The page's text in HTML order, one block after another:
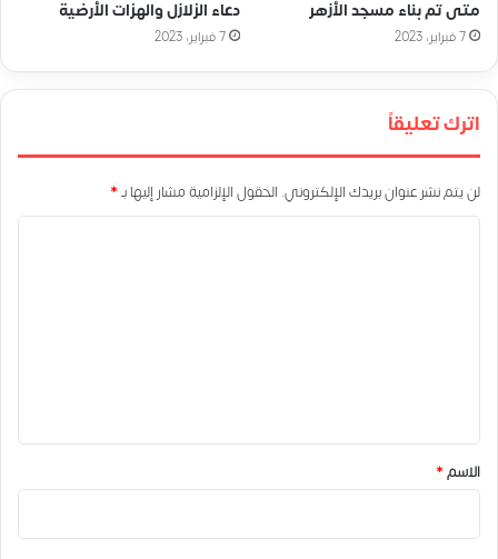
متى تم بناء مسجد الأزهر
7 فبراير، 2023
دعاء الزلازل والهزات الأرضية
7 فبراير، 2023
اترك تعليقاً
لن يتم نشر عنوان بريدك الإلكتروني. الحقول الإلزامية مشار إليها بـ*
*
الاسم*